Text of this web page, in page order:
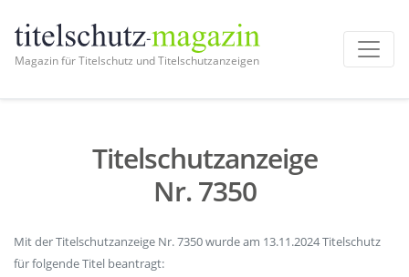
Magazin für Titelschutz und Titelschutzanzeigen
Titelschutzanzeige
Nr. 7350
Mit der Titelschutzanzeige Nr. 7350 wurde am 13.11.2024 Titelschutz
für folgende Titel beantragt: